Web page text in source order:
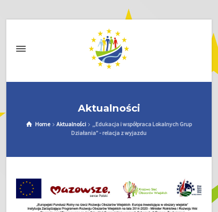
Aktualności
Home Aktualności
,,Edukacja i współpraca Lokalnych Grup
Działania” - relacja z wyjazdu